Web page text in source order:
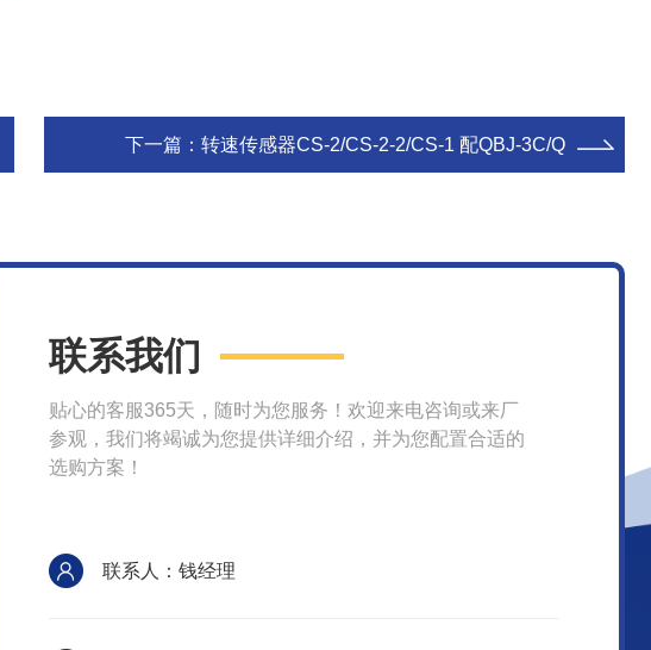
下一篇： 转速传感器CS-2/CS-2-2/CS-1 配QBJ-3C/Q
联系我们
贴心的客服365天，随时为您服务！欢迎来电咨询或来厂
参观，我们将竭诚为您提供详细介绍，并为您配置合适的
选购方案！
联系人：钱经理